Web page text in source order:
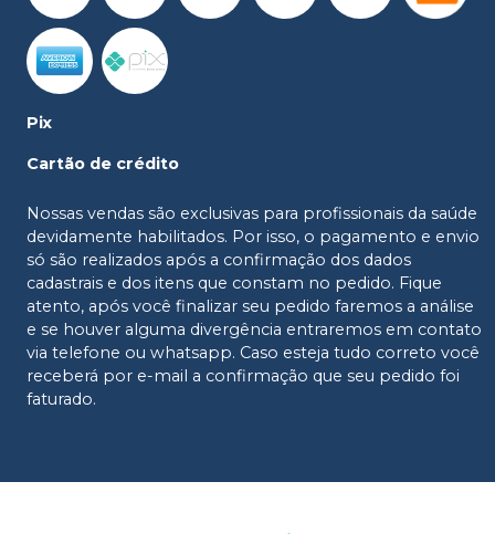
Pix
Cartão de crédito
Nossas vendas são exclusivas para profissionais da saúde
devidamente habilitados. Por isso, o pagamento e envio
só são realizados após a confirmação dos dados
cadastrais e dos itens que constam no pedido. Fique
atento, após você finalizar seu pedido faremos a análise
e se houver alguma divergência entraremos em contato
via telefone ou whatsapp. Caso esteja tudo correto você
receberá por e-mail a confirmação que seu pedido foi
faturado.